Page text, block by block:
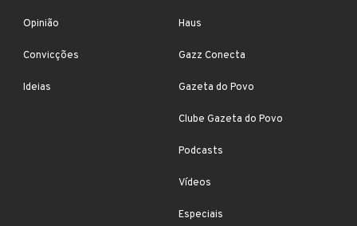
Opinião
Convicções
Ideias
Haus
Gazz Conecta
Gazeta do Povo
Clube Gazeta do Povo
Podcasts
Vídeos
Especiais